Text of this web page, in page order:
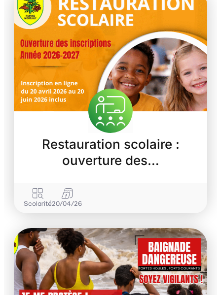
Restauration scolaire :
ouverture des…
Scolarité20/04/26